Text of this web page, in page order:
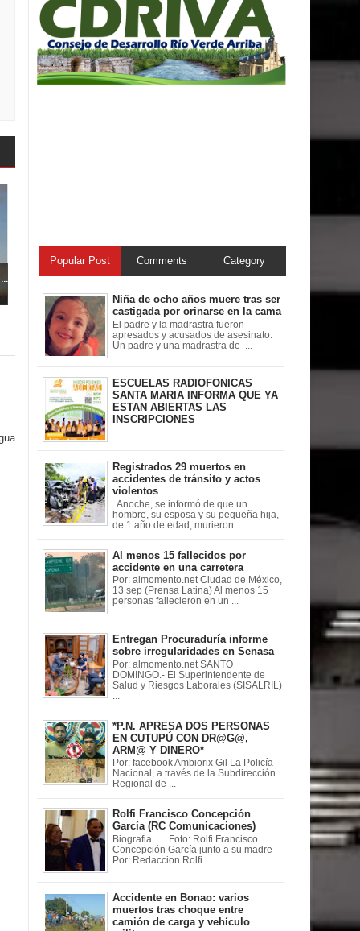
Popular Post Comments Category
Niña de ocho años muere tras ser
castigada por orinarse en la cama
El padre y la madrastra fueron
apresados y acusados de asesinato.
Un padre y una madrastra de ...
ESCUELAS RADIOFONICAS
SANTA MARIA INFORMA QUE YA
ESTAN ABIERTAS LAS
INSCRIPCIONES
Registrados 29 muertos en
accidentes de tránsito y actos
violentos
Anoche, se informó de que un
hombre, su esposa y su pequeña hija,
de 1 año de edad, murieron ...
Al menos 15 fallecidos por
accidente en una carretera
Por: almomento.net Ciudad de México,
13 sep (Prensa Latina) Al menos 15
personas fallecieron en un ...
Entregan Procuraduría informe
sobre irregularidades en Senasa
Por: almomento.net SANTO
DOMINGO.- El Superintendente de
Salud y Riesgos Laborales (SISALRIL)
*P.N. APRESA DOS PERSONAS
EN CUTUPÚ CON DR@G@,
ARM@ Y DINERO*
Por: facebook Ambiorix Gil La Policía
Nacional, a través de la Subdirección
Regional de ...
Rolfi Francisco Concepción
García (RC Comunicaciones)
Biografia Foto: Rolfi Francisco
Concepción García junto a su madre
Por: Redaccion Rolfi ...
Accidente en Bonao: varios
muertos tras choque entre
camión de carga y vehículo